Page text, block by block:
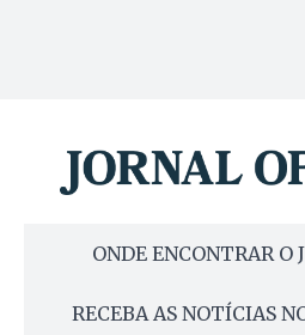
ONDE ENCONTRAR O
RECEBA AS NOTÍCIAS